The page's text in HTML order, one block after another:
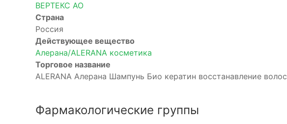
ВЕРТЕКС АО
Страна
Россия
Действующее вещество
Алерана/ALERANA косметика
Торговое название
ALERANA Алерана Шампунь Био кератин восстанавление волос
Фармакологические группы